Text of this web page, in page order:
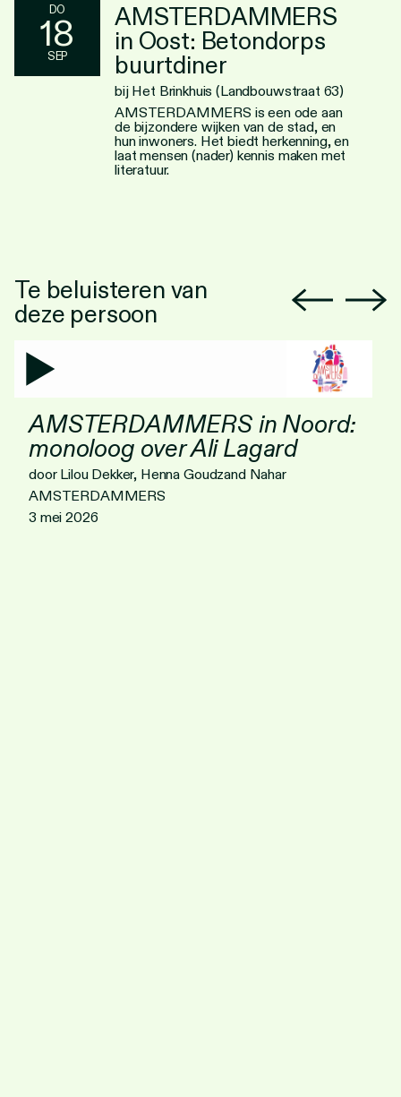
DO
18
SEP
AMSTERDAMMERS
in Oost: Betondorps
buurtdiner
bij Het Brinkhuis (Landbouwstraat 63)
AMSTERDAMMERS is een ode aan
de bijzondere wijken van de stad, en
hun inwoners. Het biedt herkenning, en
laat mensen (nader) kennis maken met
literatuur.
Te beluisteren van
deze persoon
AMSTERDAMMERS in Noord:
monoloog over Ali Lagard
door Lilou Dekker, Henna Goudzand Nahar
AMSTERDAMMERS
3 mei 2026